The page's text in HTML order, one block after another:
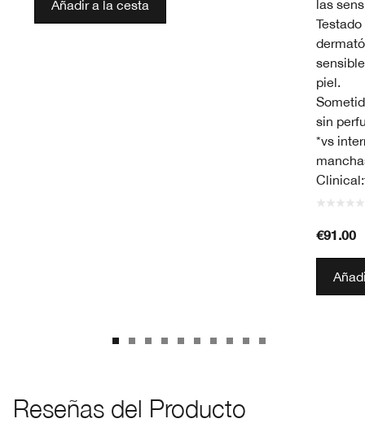
Añadir a la cesta
las
piel.
sin
*vs
€91.00
Reseñas del Producto